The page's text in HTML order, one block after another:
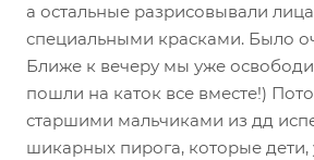
а остальные разрисовывали
специальными красками. Было
Ближе к вечеру мы уже
пошли на каток все вместе!)
старшими мальчиками из дд
шикарных пирога, которые дети,